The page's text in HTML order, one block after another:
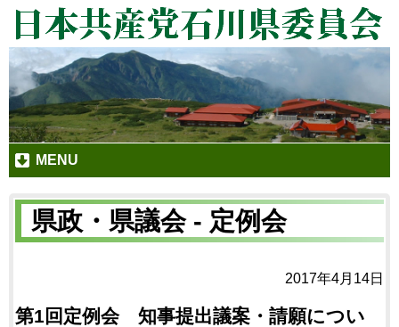
MENU
県政・県議会 - 定例会
2017年4月14日
第1回定例会 知事提出議案・請願につい